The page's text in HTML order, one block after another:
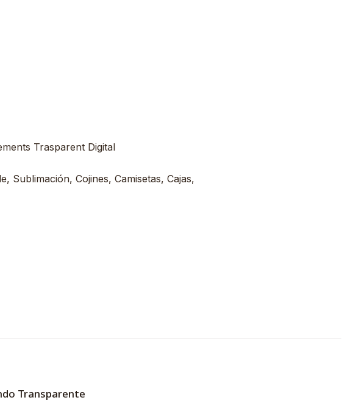
Trasparent Digital
Sublimación, Cojines, Camisetas, Cajas,
Transparente